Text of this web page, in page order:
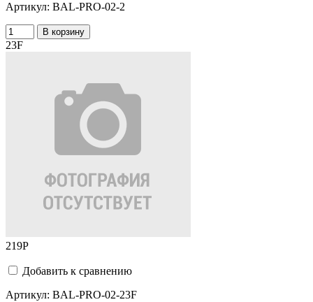
Артикул: BAL-PRO-02-2
В корзину
23F
219Р
Добавить к сравнению
Артикул: BAL-PRO-02-23F